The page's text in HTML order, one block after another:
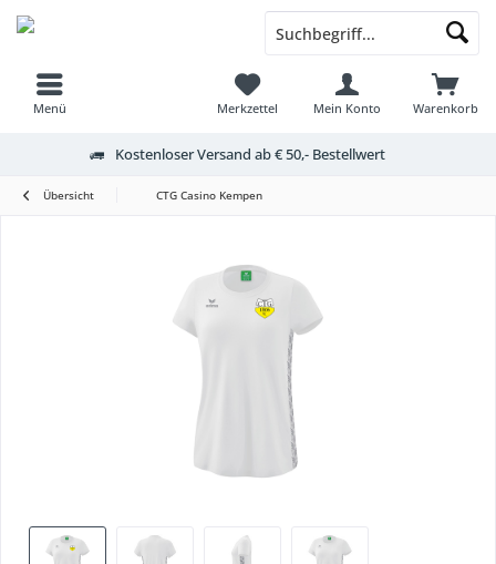
Menü Warenkorb
Merkzettel Mein Konto
Kostenloser Versand ab € 50,- Bestellwert
Übersicht CTG Casino Kempen